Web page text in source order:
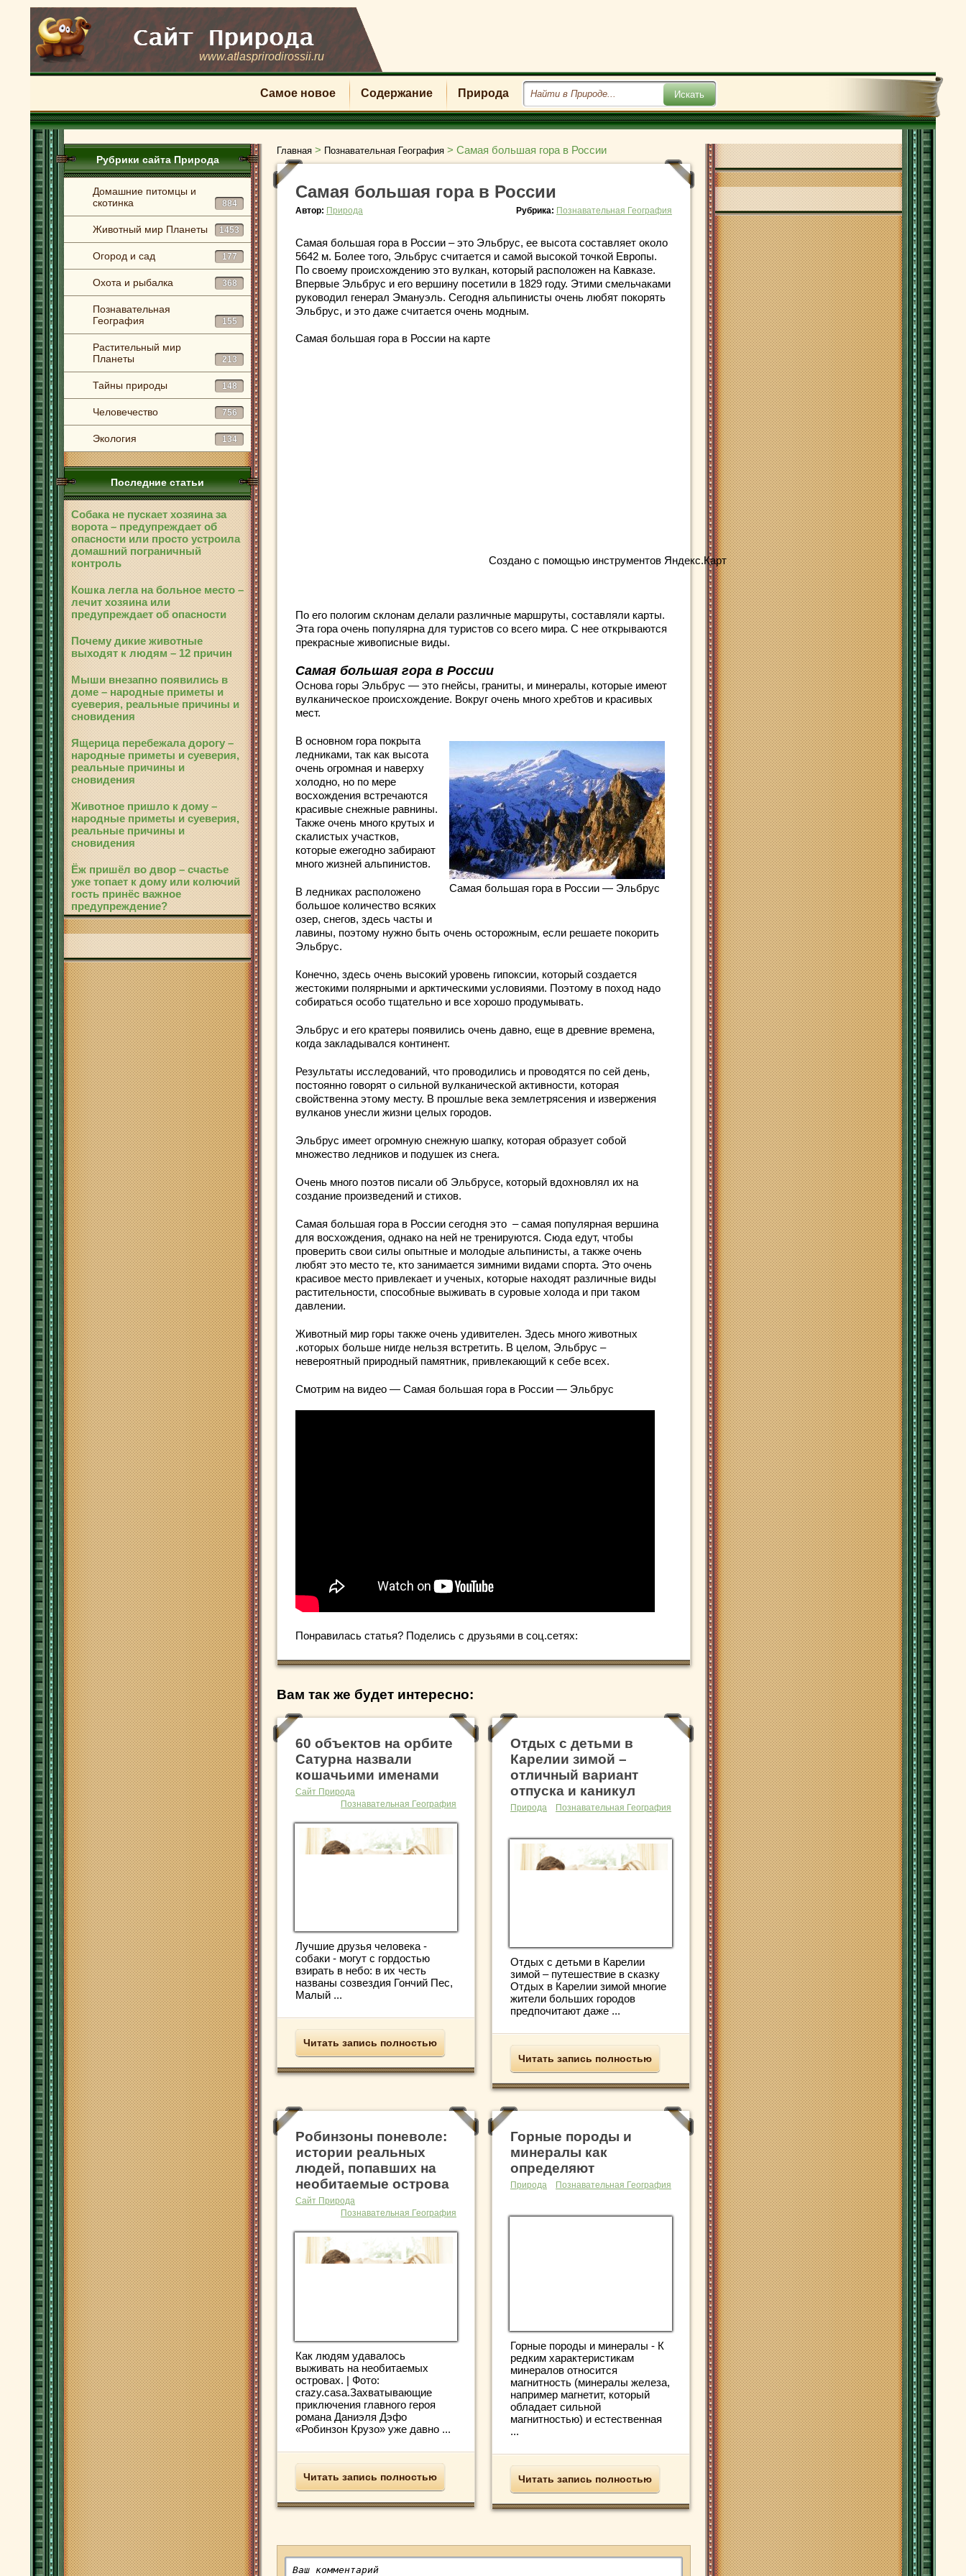
www.atlasprirodirossii.ru
Самое новое Содержание Природа
Рубрики сайта Природа
Домашние питомцы и
скотинка
884
Животный мир Планеты 1453
Огород и сад 177
Охота и рыбалка 368
Познавательная
География
155
Растительный мир
Планеты
213
Тайны природы 148
Человечество 756
Экология 134
Последние статьи
Собака не пускает хозяина за
ворота – предупреждает об
опасности или просто устроила
домашний пограничный
контроль
Кошка легла на больное место –
лечит хозяина или
предупреждает об опасности
Почему дикие животные
выходят к людям – 12 причин
Мыши внезапно появились в
доме – народные приметы и
суеверия, реальные причины и
сновидения
Ящерица перебежала дорогу –
народные приметы и суеверия,
реальные причины и
сновидения
Животное пришло к дому –
народные приметы и суеверия,
реальные причины и
сновидения
Ёж пришёл во двор – счастье
уже топает к дому или колючий
гость принёс важное
предупреждение?
Главная > Познавательная География > Самая большая гора в России
Самая большая гора в России
Автор: Природа Рубрика: Познавательная География
Самая большая гора в России – это Эльбрус, ее высота составляет около
5642 м. Более того, Эльбрус считается и самой высокой точкой Европы.
По своему происхождению это вулкан, который расположен на Кавказе.
Впервые Эльбрус и его вершину посетили в 1829 году. Этими смельчаками
руководил генерал Эмануэль. Сегодня альпинисты очень любят покорять
Эльбрус, и это даже считается очень модным.
Самая большая гора в России на карте
Создано с помощью инструментов Яндекс.Карт
По его пологим склонам делали различные маршруты, составляли карты.
Эта гора очень популярна для туристов со всего мира. С нее открываются
прекрасные живописные виды.
Самая большая гора в России
Основа горы Эльбрус — это гнейсы, граниты, и минералы, которые имеют
вулканическое происхождение. Вокруг очень много хребтов и красивых
мест.
Самая большая гора в России — Эльбрус
В основном гора покрыта
ледниками, так как высота
очень огромная и наверху
холодно, но по мере
восхождения встречаются
красивые снежные равнины.
Также очень много крутых и
скалистых участков,
которые ежегодно забирают
много жизней альпинистов.
В ледниках расположено
большое количество всяких
озер, снегов, здесь часты и
лавины, поэтому нужно быть очень осторожным, если решаете покорить
Эльбрус.
Конечно, здесь очень высокий уровень гипоксии, который создается
жестокими полярными и арктическими условиями. Поэтому в поход надо
собираться особо тщательно и все хорошо продумывать.
Эльбрус и его кратеры появились очень давно, еще в древние времена,
когда закладывался континент.
Результаты исследований, что проводились и проводятся по сей день,
постоянно говорят о сильной вулканической активности, которая
свойственна этому месту. В прошлые века землетрясения и извержения
вулканов унесли жизни целых городов.
Эльбрус имеет огромную снежную шапку, которая образует собой
множество ледников и подушек из снега.
Очень много поэтов писали об Эльбрусе, который вдохновлял их на
создание произведений и стихов.
Самая большая гора в России сегодня это – самая популярная вершина
для восхождения, однако на ней не тренируются. Сюда едут, чтобы
проверить свои силы опытные и молодые альпинисты, а также очень
любят это место те, кто занимается зимними видами спорта. Это очень
красивое место привлекает и ученых, которые находят различные виды
растительности, способные выживать в суровые холода и при таком
давлении.
Животный мир горы также очень удивителен. Здесь много животных
.которых больше нигде нельзя встретить. В целом, Эльбрус –
невероятный природный памятник, привлекающий к себе всех.
Смотрим на видео — Самая большая гора в России — Эльбрус
Понравилась статья? Поделись с друзьями в соц.сетях:
Вам так же будет интересно:
60 объектов на орбите
Сатурна назвали
кошачьими именами
Сайт Природа
Познавательная География
Лучшие друзья человека -
собаки - могут с гордостью
взирать в небо: в их честь
названы созвездия Гончий Пес,
Малый ...
Читать запись полностью
Отдых с детьми в
Карелии зимой –
отличный вариант
отпуска и каникул
Природа Познавательная География
Отдых с детьми в Карелии
зимой – путешествие в сказку
Отдых в Карелии зимой многие
жители больших городов
предпочитают даже ...
Читать запись полностью
Робинзоны поневоле:
истории реальных
людей, попавших на
необитаемые острова
Сайт Природа
Познавательная География
Как людям удавалось
выживать на необитаемых
островах. | Фото:
crazy.casa.Захватывающие
приключения главного героя
романа Даниэля Дэфо
«Робинзон Крузо» уже давно ...
Читать запись полностью
Горные породы и
минералы как
определяют
Природа Познавательная География
Горные породы и минералы - К
редким характеристикам
минералов относится
магнитность (минералы железа,
например магнетит, который
обладает сильной
магнитностью) и естественная
...
Читать запись полностью